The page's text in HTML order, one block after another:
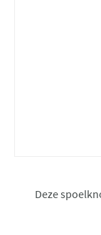
Deze